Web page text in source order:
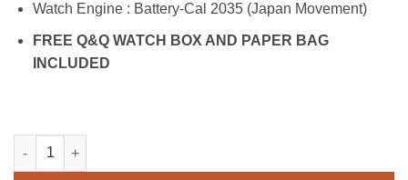
Watch Engine : Battery-Cal 2035 (Japan Movement)
FREE Q&Q WATCH BOX AND PAPER BAG
INCLUDED
Kuantitas Q&Q C212J312Y